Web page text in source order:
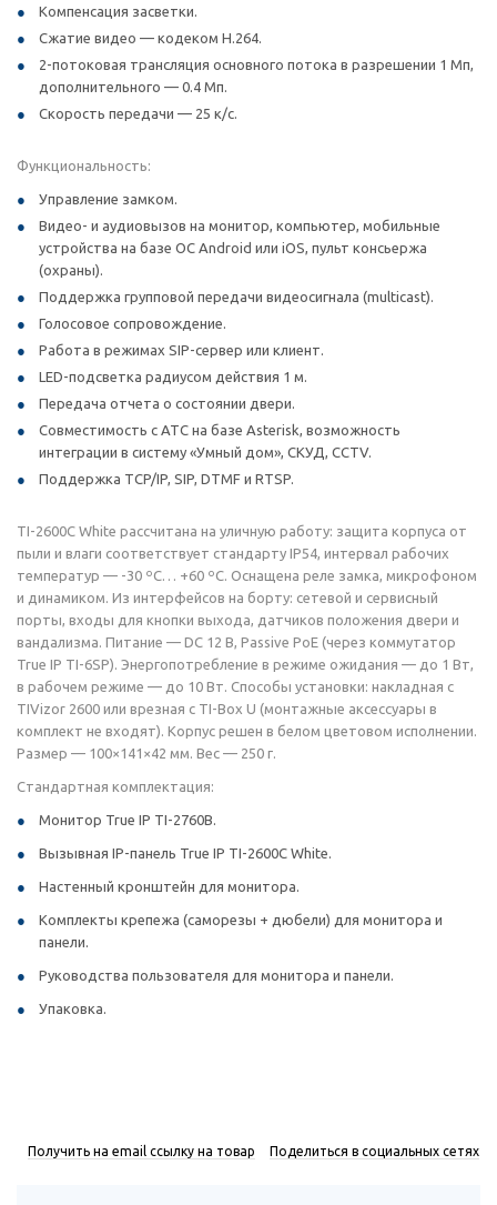
Компенсация засветки.
Сжатие видео — кодеком H.264.
2-потоковая трансляция основного потока в разрешении 1 Мп,
дополнительного — 0.4 Мп.
Скорость передачи — 25 к/с.
Функциональность:
Управление замком.
Видео- и аудиовызов на монитор, компьютер, мобильные
устройства на базе ОС Android или iOS, пульт консьержа
(охраны).
Поддержка групповой передачи видеосигнала (multicast).
Голосовое сопровождение.
Работа в режимах SIP-сервер или клиент.
LED-подсветка радиусом действия 1 м.
Передача отчета о состоянии двери.
Совместимость с АТС на базе Asterisk, возможность
интеграции в систему «Умный дом», СКУД, CCTV.
Поддержка TCP/IP, SIP, DTMF и RTSP.
TI-2600C White рассчитана на уличную работу: защита корпуса от
пыли и влаги соответствует стандарту IP54, интервал рабочих
температур — -30 ºС… +60 ºС. Оснащена реле замка, микрофоном
и динамиком. Из интерфейсов на борту: сетевой и сервисный
порты, входы для кнопки выхода, датчиков положения двери и
вандализма. Питание — DC 12 В, Passive PoE (через коммутатор
True IP TI-6SP). Энергопотребление в режиме ожидания — до 1 Вт,
в рабочем режиме — до 10 Вт. Способы установки: накладная с
TIVizor 2600 или врезная с TI-Box U (монтажные аксессуары в
комплект не входят). Корпус решен в белом цветовом исполнении.
Размер — 100×141×42 мм. Вес — 250 г.
Стандартная комплектация:
Монитор True IP TI-2760B.
Вызывная IP-панель True IP TI-2600C White.
Настенный кронштейн для монитора.
Комплекты крепежа (саморезы + дюбели) для монитора и
панели.
Руководства пользователя для монитора и панели.
Упаковка.
Получить на email ссылку на товар Поделиться в социальных сетях